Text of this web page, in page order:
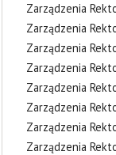
Zarządzenia
Zarządzenia
Zarządzenia
Zarządzenia
Zarządzenia
Zarządzenia
Zarządzenia
Zarządzenia